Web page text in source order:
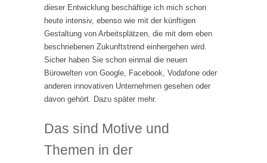
dieser Entwicklung beschäftige ich mich schon
heute intensiv, ebenso wie mit der künftigen
Gestaltung von Arbeitsplätzen, die mit dem eben
beschriebenen Zukunftstrend einhergehen wird.
Sicher haben Sie schon einmal die neuen
Bürowelten von Google, Facebook, Vodafone oder
anderen innovativen Unternehmen gesehen oder
davon gehört. Dazu später mehr.
Das sind Motive und
Themen in der